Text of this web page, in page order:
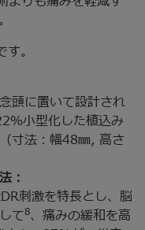
。
。
頭に置いて設計され
％小型化した植込み
寸法：幅48㎜, 高さ
：
刺激を特長とし、脳
て8、痛みの緩和を高